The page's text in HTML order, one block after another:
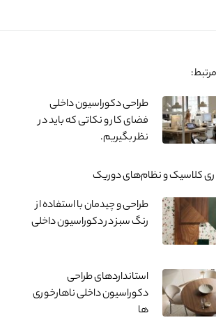
طراحی دکوراسیون داخلی
فضای کار و نکاتی که باید در
نظر بگیریم.
کلاسیک و نظام‌های دوریک
طراحی و چیدمان با استفاده از
رنگ سبز در دکوراسیون داخلی
استانداردهای طراحی
دکوراسیون داخلی ناهارخوری
ها